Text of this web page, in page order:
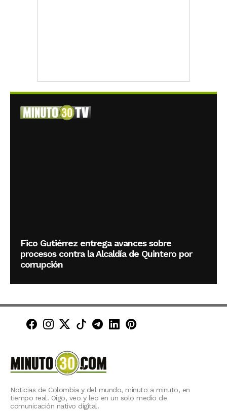
Fico Gutiérrez entrega avances sobre
procesos contra la Alcaldía de Quintero por
corrupción
Minuto30 en Facebook
Minuto30 en Instagram
Minuto30 en X (Twitter)
Minuto30 en TikTok
Canal de Minuto30 en
Minuto30 en LinkedIn
Minuto30 en
Noticias de Colombia y del mundo, minuto a minuto, en
tiempo real. Oigo, veo y leo en un solo medio de
comunicación nativo digital.